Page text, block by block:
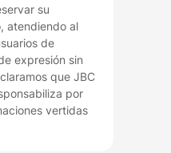
su
atendiendo al
de
expresión sin
que JBC
por
vertidas